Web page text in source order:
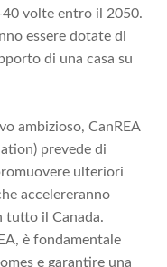
40 volte entro il 2050.
essere dotate di
di una casa su
ambizioso, CanREA
prevede di
ulteriori
accelereranno
tutto il Canada.
è fondamentale
e garantire una